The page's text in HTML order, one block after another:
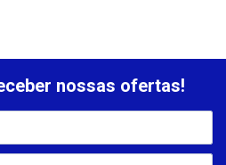
nossas ofertas!